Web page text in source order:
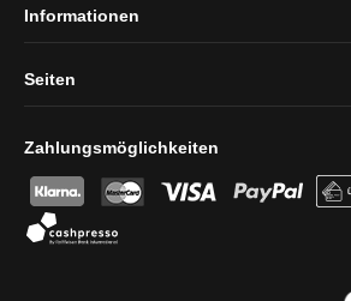
Zahlungsmöglichkeiten
Informationen
Seiten